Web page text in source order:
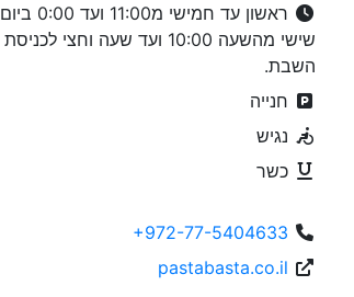
ראשון עד חמישי מ11:00 ועד 0:00 ביום
שישי מהשעה 10:00 ועד שעה וחצי לכניסת
השבת.
חנייה
נגיש
כשר
+972-77-5404633
pastabasta.co.il